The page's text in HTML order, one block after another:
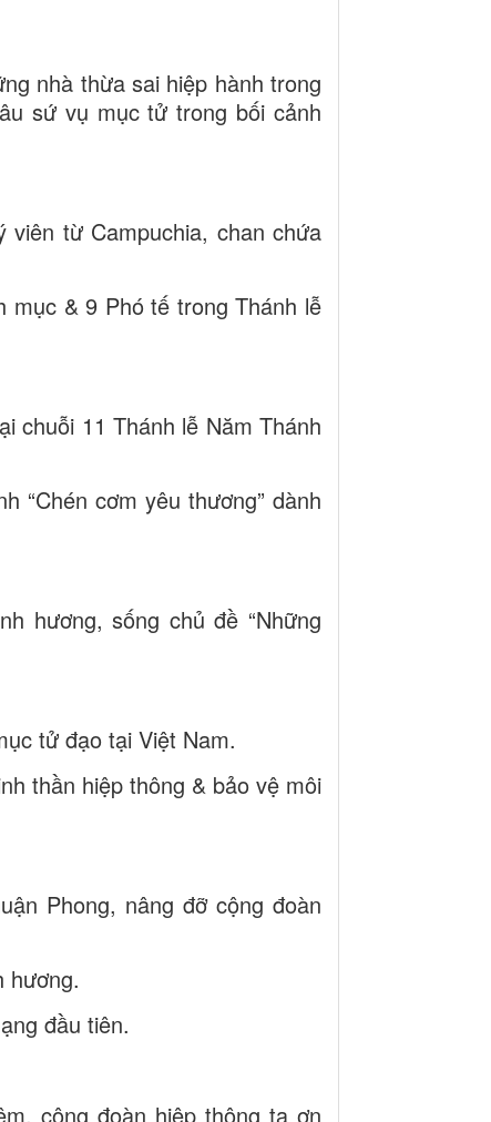
nhà thừa sai hiệp hành trong
sứ vụ mục tử trong bối cảnh
từ Campuchia, chan chứa
mục & 9 Phó tế trong Thánh lễ
chuỗi 11 Thánh lễ Năm Thánh
“Chén cơm yêu thương” dành
hương, sống chủ đề “Những
tử đạo tại Việt Nam.
thần hiệp thông & bảo vệ môi
Phong, nâng đỡ cộng đoàn
hương.
đầu tiên.
cộng đoàn hiệp thông tạ ơn